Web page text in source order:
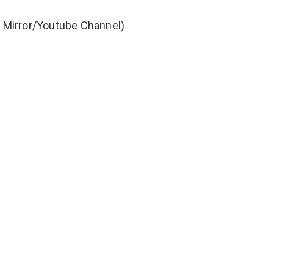
Mirror/Youtube Channel)